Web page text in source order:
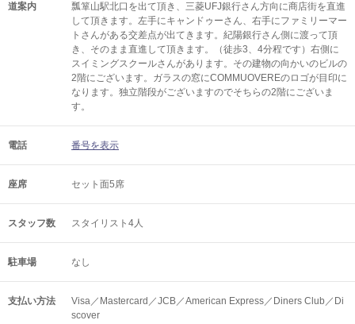
道案内
瓢箪山駅北口を出て頂き、三菱UFJ銀行さん方向に商店街を直進
して頂きます。左手にキャンドゥーさん、右手にファミリーマー
トさんがある交差点が出てきます。紀陽銀行さん側に渡って頂
き、そのまま直進して頂きます。（徒歩3、4分程です）右側に
スイミングスクールさんがあります。その建物の向かいのビルの
2階にございます。ガラスの窓にCOMMUOVEREのロゴが目印に
なります。独立階段がございますのでそちらの2階にございま
す。
電話 番号を表示
座席 セット面5席
スタッフ数 スタイリスト4人
駐車場 なし
支払い方法
Visa／Mastercard／JCB／American Express／Diners Club／Di
scover